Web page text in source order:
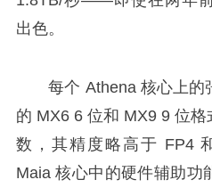
出色。
每个 Athena 核心上的
的 MX6 6 位和 MX9 9 位
数，其精度略高于 FP4
Maia 核心中的硬件辅助功